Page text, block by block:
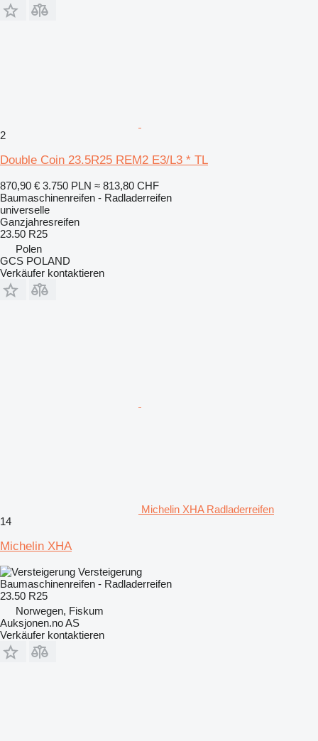
2
Double Coin 23.5R25 REM2 E3/L3 * TL
870,90 € 3.750 PLN ≈ 813,80 CHF
Baumaschinenreifen - Radladerreifen
universelle
Ganzjahresreifen
23.50 R25
Polen
GCS POLAND
Verkäufer kontaktieren
Michelin XHA Radladerreifen
14
Michelin XHA
Versteigerung
Baumaschinenreifen - Radladerreifen
23.50 R25
Norwegen, Fiskum
Auksjonen.no AS
Verkäufer kontaktieren